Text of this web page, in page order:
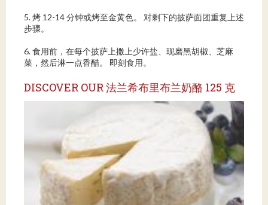
5. 烤 12-14 分钟或烤至金黄色。 对剩下的披萨面团重复上述
步骤。
6. 食用前，在每个披萨上撒上少许盐、现磨黑胡椒、芝麻
菜，然后淋一点香醋。 即刻食用。
DISCOVER OUR 法兰希布里布兰奶酪 125 克